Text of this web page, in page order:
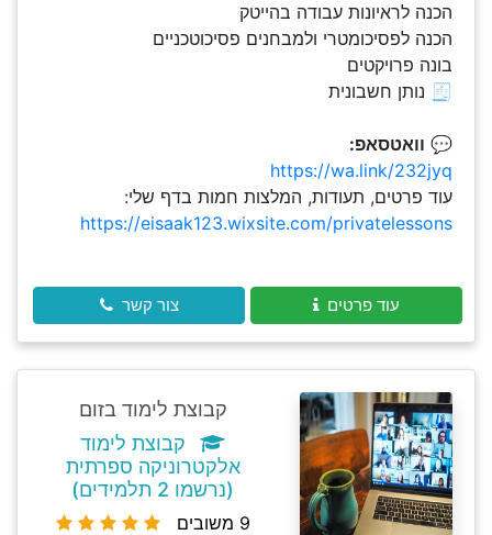
הכנה לראיונות עבודה בהייטק
הכנה לפסיכומטרי ולמבחנים פסיכוטכניים
בונה פרויקטים
🧾 נותן חשבונית
💬 וואטסאפ:
https://wa.link/232jyq
עוד פרטים, תעודות, המלצות חמות בדף שלי:
https://eisaak123.wixsite.com/privatelessons
עוד פרטים צור קשר
קבוצת לימוד בזום
קבוצת לימוד
אלקטרוניקה ספרתית
(נרשמו 2 תלמידים)
9 משובים